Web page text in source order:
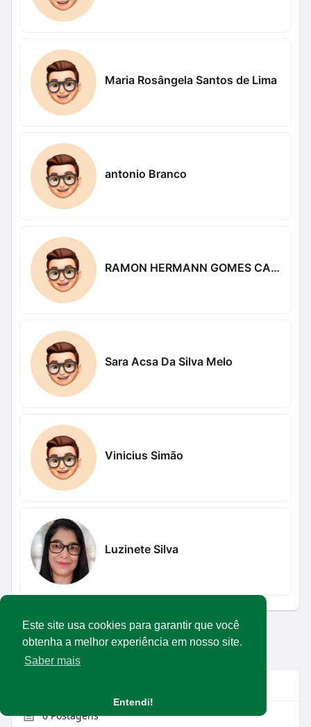
Este site usa cookies para garantir que você
obtenha a melhor experiência em nosso site.
Saber mais
Entendi!
Maria Rosângela Santos de Lima
antonio Branco
RAMON HERMANN GOMES CARDOSO
Sara Acsa Da Silva Melo
Vinicius Simão
Luzinete Silva
Carregar mais usuários
0Postagens